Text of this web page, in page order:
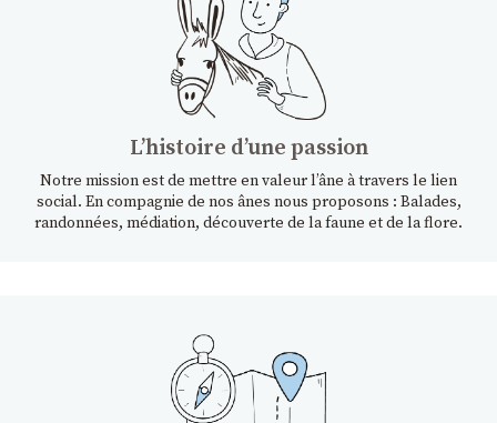
Lʼhistoire dʼune passion
Notre mission est de mettre en valeur l’âne à travers le lien
social. En compagnie de nos ânes nous proposons : Balades,
randonnées, médiation, découverte de la faune et de la flore.